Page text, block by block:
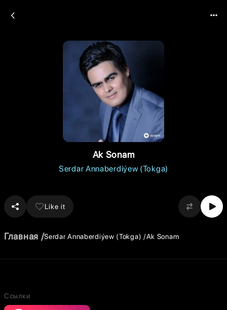
Ak Sonam
Serdar Annaberdiýew (Tokga)
Like it
Главная Serdar Annaberdiýew (Tokga) Ak Sonam
Ссылки